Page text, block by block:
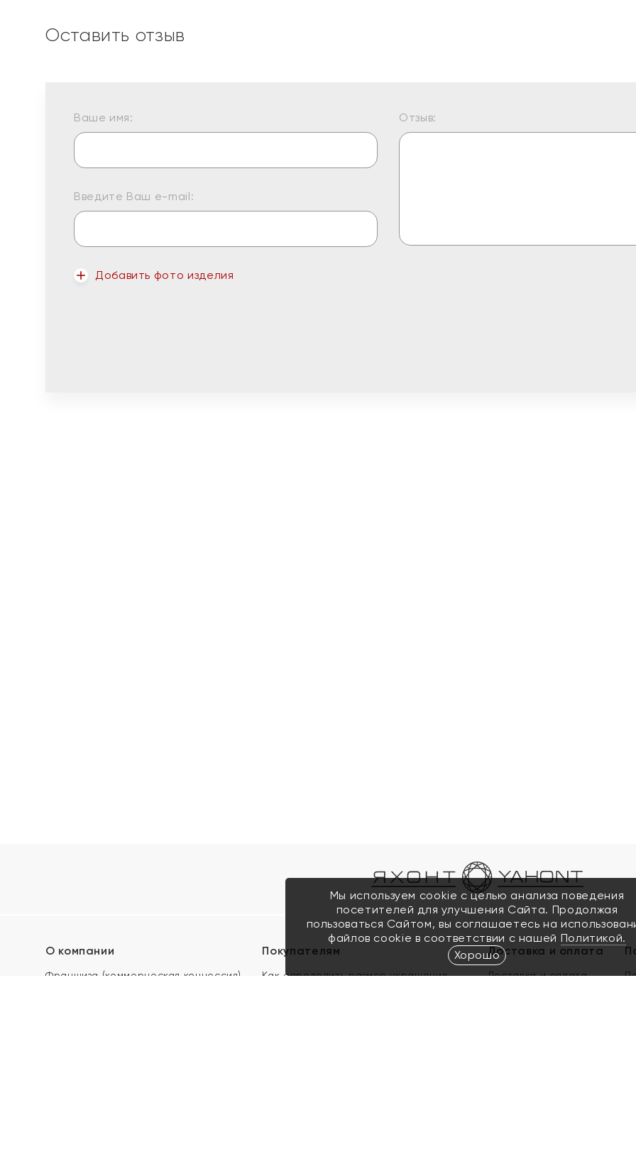
Оставить отзыв
Ваше имя:
Введите Ваш e-mail:
Добавить фото изделия
Отзыв:
О компании
Франшиза (коммерческая концессия)
Покупателям
Как определить размер украшения
Доставка и оплата
Доставка и оплата
Мы используем cookie с целью анализа поведения
посетителей для улучшения Сайта. Продолжая
пользоваться Сайтом, вы соглашаетесь на
файлов cookie в соответствии с нашей Политикой.
Хорошо